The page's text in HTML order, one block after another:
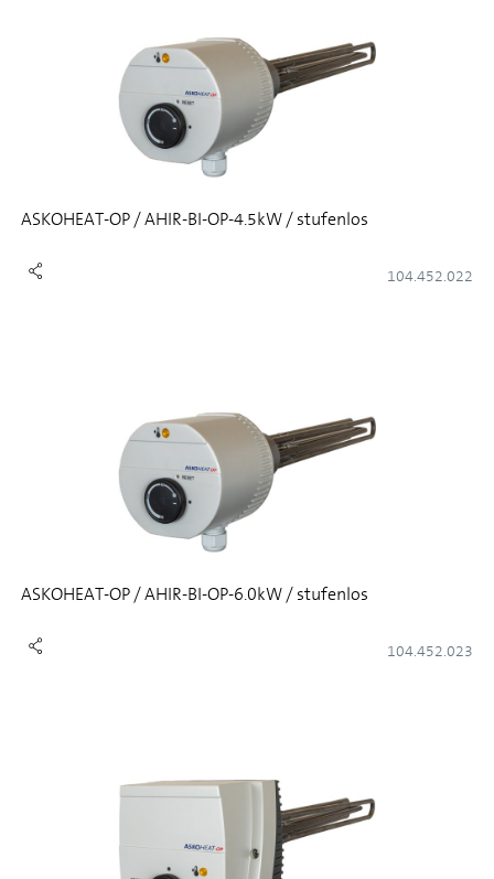
ASKOHEAT-OP / AHIR-BI-OP-4.5kW / stufenlos
104.452.022
ASKOHEAT-OP / AHIR-BI-OP-6.0kW / stufenlos
104.452.023